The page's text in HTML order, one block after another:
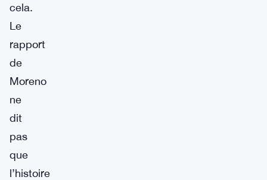
cela.
Le
rapport
de
Moreno
ne
dit
pas
que
l’histoire